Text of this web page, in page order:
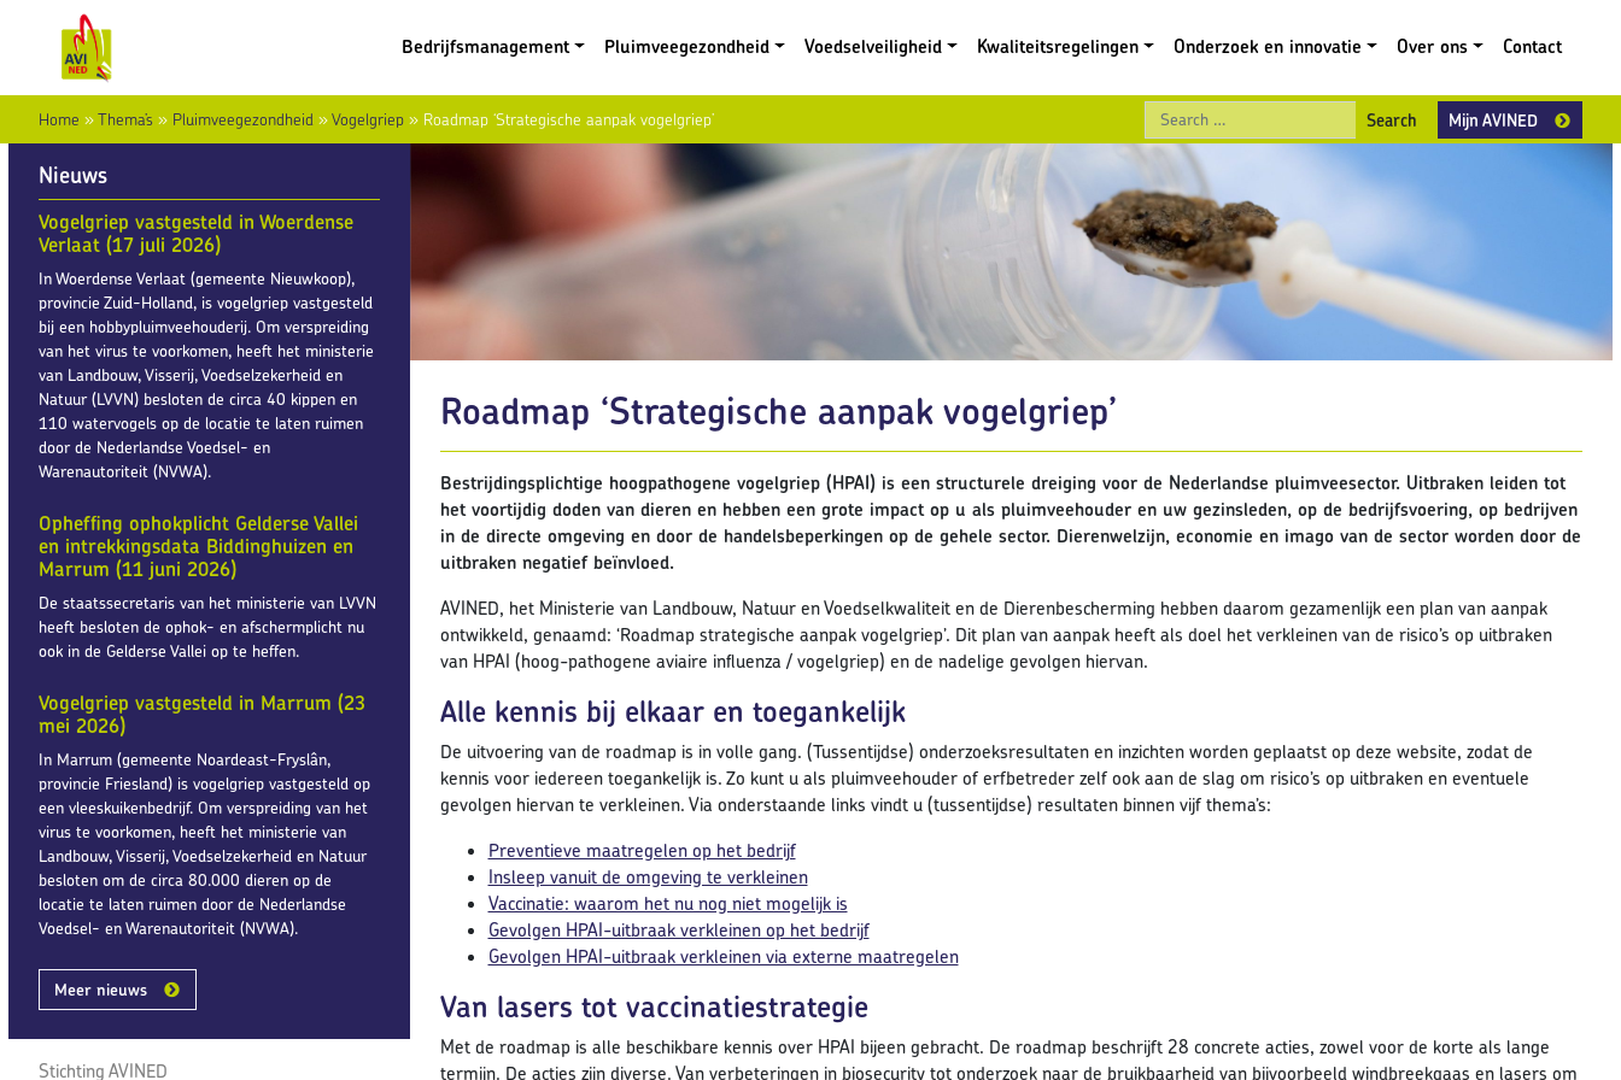
Bedrijfsmanagement
Pluimveegezondheid Voedselveiligheid Kwaliteitsregelingen Onderzoek en innovatie Over ons Contact
Home »Thema’s » Pluimveegezondheid »Vogelgriep » Roadmap ‘Strategische aanpak vogelgriep’ Search
Mijn AVINED
Nieuws
Vogelgriep vastgesteld in Woerdense
Verlaat (17 juli 2026)
In Woerdense Verlaat (gemeente Nieuwkoop),
provincie Zuid-Holland, is vogelgriep vastgesteld
bij een hobbypluimveehouderij. Om verspreiding
van het virus te voorkomen, heeft het ministerie
van Landbouw, Visserij, Voedselzekerheid en
Natuur (LVVN) besloten de circa 40 kippen en
110 watervogels op de locatie te laten ruimen
door de Nederlandse Voedsel- en
Warenautoriteit (NVWA).
Opheffing ophokplicht Gelderse Vallei
en intrekkingsdata Biddinghuizen en
Marrum (11 juni 2026)
De staatssecretaris van het ministerie van LVVN
heeft besloten de ophok- en afschermplicht nu
ook in de Gelderse Vallei op te heffen.
Vogelgriep vastgesteld in Marrum (23
mei 2026)
In Marrum (gemeente Noardeast-Fryslân,
provincie Friesland) is vogelgriep vastgesteld op
een vleeskuikenbedrijf. Om verspreiding van het
virus te voorkomen, heeft het ministerie van
Landbouw, Visserij, Voedselzekerheid en Natuur
besloten om de circa 80.000 dieren op de
locatie te laten ruimen door de Nederlandse
Voedsel- en Warenautoriteit (NVWA).
Meer nieuws
Stichting AVINED
Roadmap ‘Strategische aanpak vogelgriep’
Bestrijdingsplichtige hoogpathogene vogelgriep (HPAI) is een structurele dreiging voor de Nederlandse pluimveesector. Uitbraken leiden tot
het voortijdig doden van dieren en hebben een grote impact op u als pluimveehouder en uw gezinsleden, op de bedrijfsvoering, op bedrijven
in de directe omgeving en door de handelsbeperkingen op de gehele sector. Dierenwelzijn, economie en imago van de sector worden door de
uitbraken negatief beïnvloed.
AVINED, het Ministerie van Landbouw, Natuur en Voedselkwaliteit en de Dierenbescherming hebben daarom gezamenlijk een plan van aanpak
ontwikkeld, genaamd: ‘Roadmap strategische aanpak vogelgriep’. Dit plan van aanpak heeft als doel het verkleinen van de risico’s op uitbraken
van HPAI (hoog-pathogene aviaire influenza / vogelgriep) en de nadelige gevolgen hiervan.
Alle kennis bij elkaar en toegankelijk
De uitvoering van de roadmap is in volle gang. (Tussentijdse) onderzoeksresultaten en inzichten worden geplaatst op deze website, zodat de
kennis voor iedereen toegankelijk is. Zo kunt u als pluimveehouder of erfbetreder zelf ook aan de slag om risico’s op uitbraken en eventuele
gevolgen hiervan te verkleinen. Via onderstaande links vindt u (tussentijdse) resultaten binnen vijf thema’s:
Preventieve maatregelen op het bedrijf
Insleep vanuit de omgeving te verkleinen
Vaccinatie: waarom het nu nog niet mogelijk is
Gevolgen HPAI-uitbraak verkleinen op het bedrijf
Gevolgen HPAI-uitbraak verkleinen via externe maatregelen
Van lasers tot vaccinatiestrategie
Met de roadmap is alle beschikbare kennis over HPAI bijeen gebracht. De roadmap beschrijft 28 concrete acties, zowel voor de korte als lange
termijn. De acties zijn diverse. Van verbeteringen in biosecurity tot onderzoek naar de bruikbaarheid van bijvoorbeeld windbreekgaas en lasers om